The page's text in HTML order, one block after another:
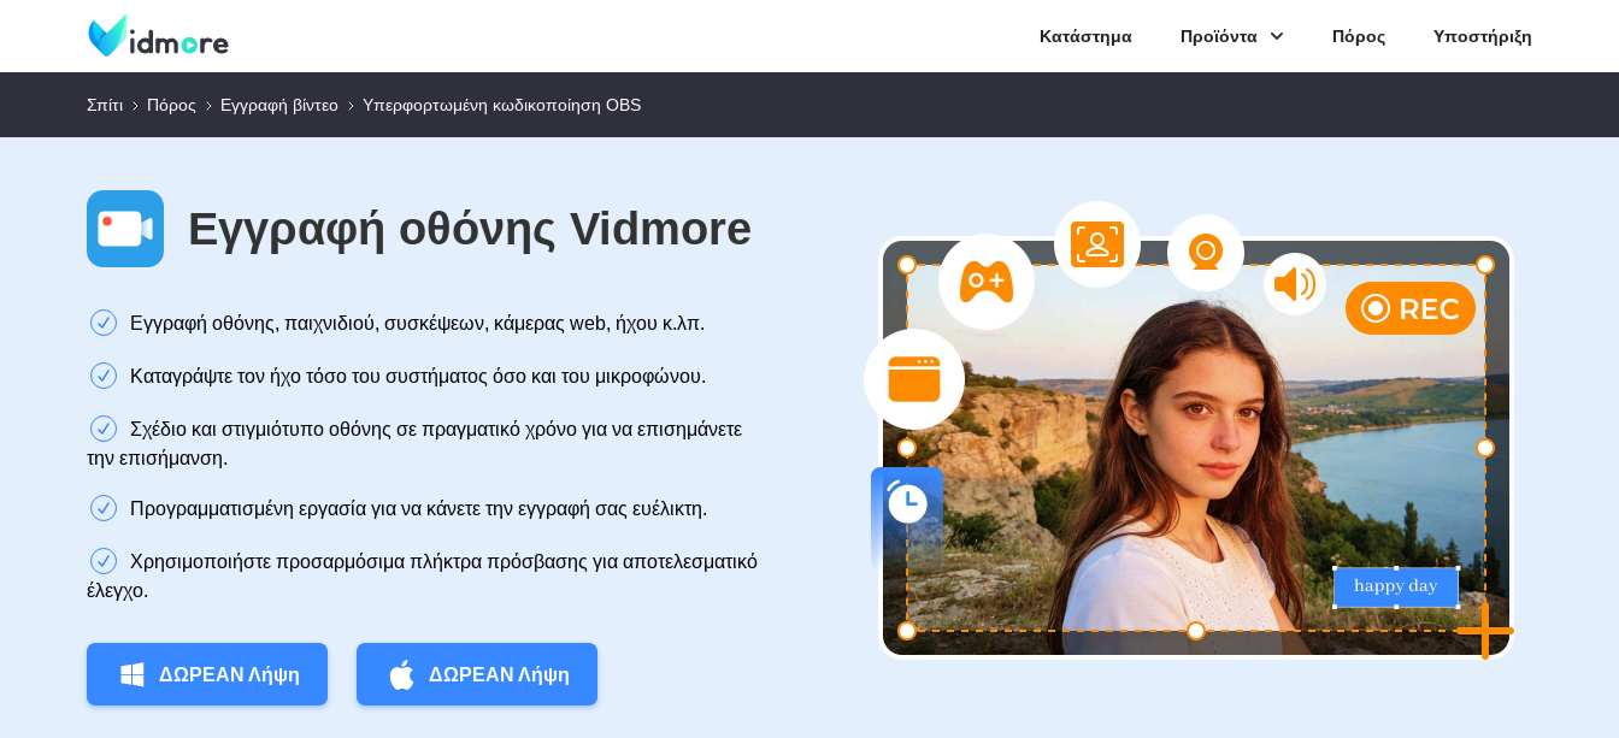
Κατάστημα Προϊόντα Πόρος Υποστήριξη
Σπίτι Πόρος Εγγραφή βίντεο Υπερφορτωμένη κωδικοποίηση OBS
Εγγραφή οθόνης Vidmore
Εγγραφή οθόνης, παιχνιδιού, συσκέψεων, κάμερας web, ήχου κ.λπ.
Καταγράψτε τον ήχο τόσο του συστήματος όσο και του μικροφώνου.
Σχέδιο και στιγμιότυπο οθόνης σε πραγματικό χρόνο για να επισημάνετε
την επισήμανση.
Προγραμματισμένη εργασία για να κάνετε την εγγραφή σας ευέλικτη.
Χρησιμοποιήστε προσαρμόσιμα πλήκτρα πρόσβασης για αποτελεσματικό
έλεγχο.
ΔΩΡΕΑΝ Λήψη ΔΩΡΕΑΝ Λήψη